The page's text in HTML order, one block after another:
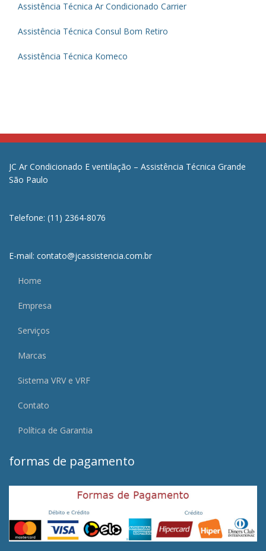
Assistência Técnica Ar Condicionado Carrier
Assistência Técnica Consul Bom Retiro
Assistência Técnica Komeco
JC Ar Condicionado E ventilação – Assistência Técnica Grande
São Paulo
Telefone: (11) 2364-8076
E-mail: contato@jcassistencia.com.br
Home
Empresa
Serviços
Marcas
Sistema VRV e VRF
Contato
Política de Garantia
formas de pagamento